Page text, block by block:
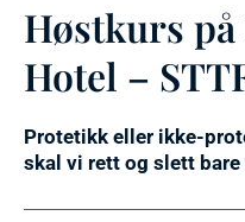
Høstkurs
Hotel –
Protetikk eller ikke-
skal vi rett og slett bare